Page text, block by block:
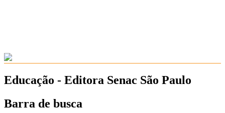
Educação - Editora Senac São Paulo
Barra de busca